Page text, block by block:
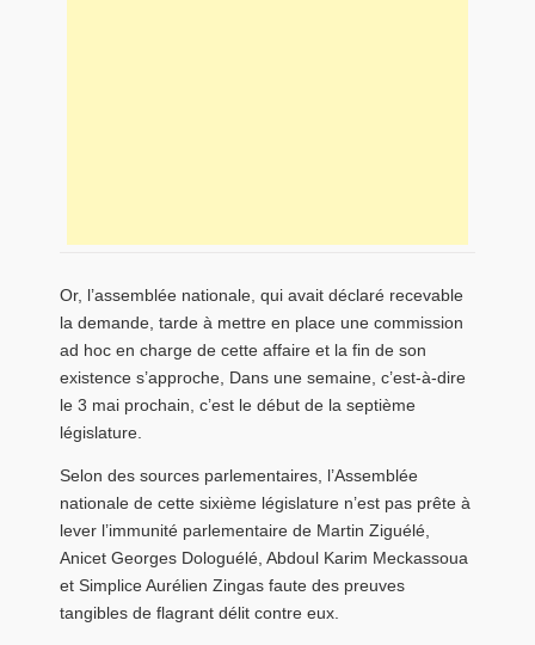
Or, l’assemblée nationale, qui avait déclaré recevable
la demande, tarde à mettre en place une commission
ad hoc en charge de cette affaire et la fin de son
existence s’approche, Dans une semaine, c’est-à-dire
le 3 mai prochain, c’est le début de la septième
législature.
Selon des sources parlementaires, l’Assemblée
nationale de cette sixième législature n’est pas prête à
lever l’immunité parlementaire de Martin Ziguélé,
Anicet Georges Dologuélé, Abdoul Karim Meckassoua
et Simplice Aurélien Zingas faute des preuves
tangibles de flagrant délit contre eux.